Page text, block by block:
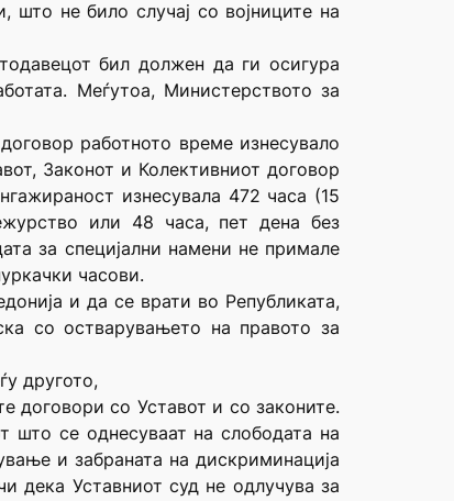
не било случај со војниците на
бил должен да ги осигура
Меѓутоа, Министерството за
работното време изнесувало
Законот и Колективниот договор
изнесувала 472 часа (15
или 48 часа, пет дена без
за специјални намени не примале
часови.
и да се врати во Републиката,
со остварувањето на правото за
другото,
договори со Уставот и со законите.
што се однесуваат на слободата на
и забраната на дискриминација
дека Уставниот суд не одлучува за